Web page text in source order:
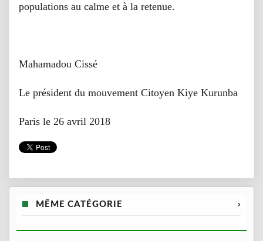
populations au calme et à la retenue.
Mahamadou Cissé
Le président du mouvement Citoyen Kiye Kurunba
Paris le 26 avril 2018
MÊME CATÉGORIE ›